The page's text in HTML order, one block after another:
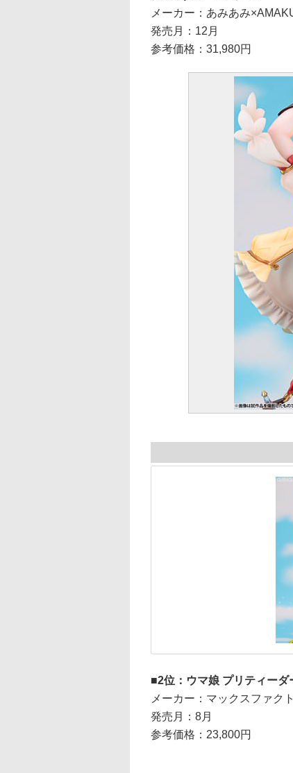
メーカー：あみあみ
発売月：12月
参考価格：31,980円
2位：ウマ娘 プリティー
メーカー：マックスファク
発売月：8月
参考価格：23,800円